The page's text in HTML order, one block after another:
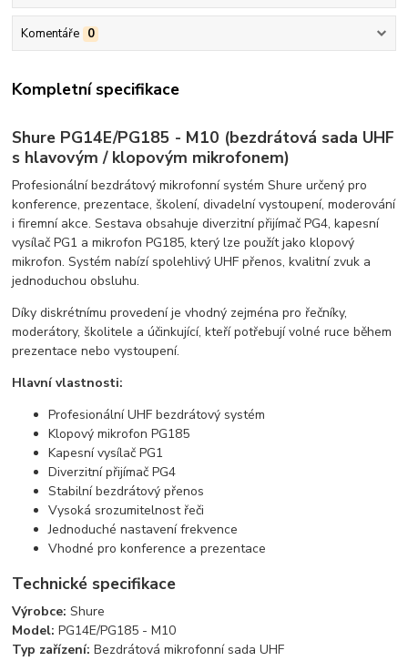
Komentáře 0
Kompletní specifikace
Shure PG14E/PG185 - M10 (bezdrátová sada UHF
s hlavovým / klopovým mikrofonem)
Profesionální bezdrátový mikrofonní systém Shure určený pro
konference, prezentace, školení, divadelní vystoupení, moderování
i firemní akce. Sestava obsahuje diverzitní přijímač PG4, kapesní
vysílač PG1 a mikrofon PG185, který lze použít jako klopový
mikrofon. Systém nabízí spolehlivý UHF přenos, kvalitní zvuk a
jednoduchou obsluhu.
Díky diskrétnímu provedení je vhodný zejména pro řečníky,
moderátory, školitele a účinkující, kteří potřebují volné ruce během
prezentace nebo vystoupení.
Hlavní vlastnosti:
Profesionální UHF bezdrátový systém
Klopový mikrofon PG185
Kapesní vysílač PG1
Diverzitní přijímač PG4
Stabilní bezdrátový přenos
Vysoká srozumitelnost řeči
Jednoduché nastavení frekvence
Vhodné pro konference a prezentace
Technické specifikace
Výrobce: Shure
Model: PG14E/PG185 - M10
Typ zařízení: Bezdrátová mikrofonní sada UHF